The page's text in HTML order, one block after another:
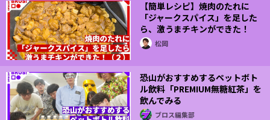
【簡単レシピ】焼肉のたれに
「ジャークスパイス」を足した
ら、激うまチキンができた！
（２）
松岡
恐山がおすすめするペットボト
ル飲料「PREMIUM無糖紅茶」を
飲んでみる
ブロス編集部